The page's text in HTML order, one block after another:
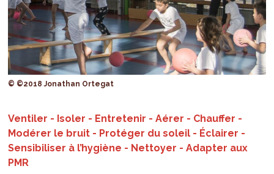
© ©2018 Jonathan Ortegat
Ventiler - Isoler - Entretenir - Aérer - Chauffer -
Modérer le bruit - Protéger du soleil - Éclairer -
Sensibiliser à l’hygiène - Nettoyer - Adapter aux
PMR